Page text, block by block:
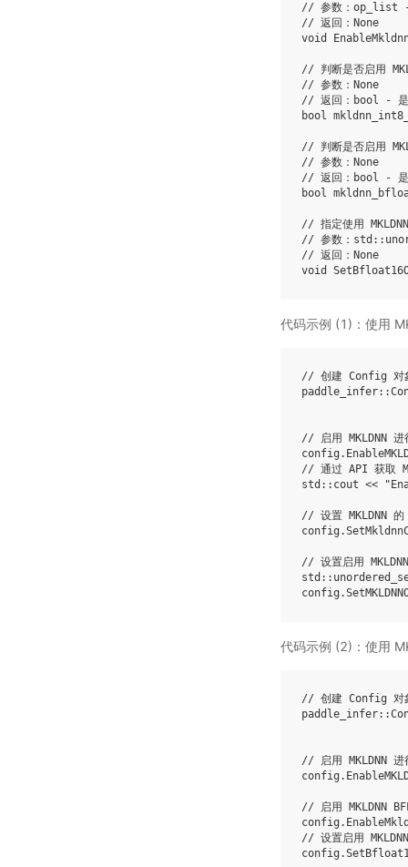
// 参数：op_list -
// 返回：None
void
// 判断是否启用
// 参数：None
// 返回：bool - 是
bool
// 判断是否启用
// 参数：None
// 返回：bool - 是
bool
// 指定使用
// 参数：
// 返回：None
void
代码示例 (1)：使用
// 创建 Config 对
paddle_infer::
// 启用 MKLDNN 进
config .
// 通过 API 获取
std :: cout <<
// 设置 MKLDNN
config .
// 设置启用
std ::
config .
代码示例 (2)：使用
// 创建 Config 对
paddle_infer::
// 启用 MKLDNN 进
config .
// 启用 MKLDNN
config .
// 设置启用
config .